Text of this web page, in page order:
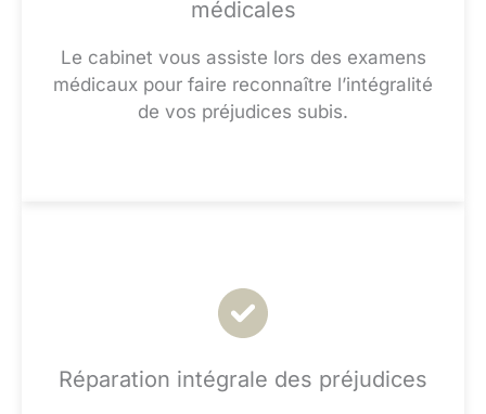
médicales
Le cabinet vous assiste lors des examens
médicaux pour faire reconnaître l’intégralité
de vos préjudices subis.
Réparation intégrale des préjudices